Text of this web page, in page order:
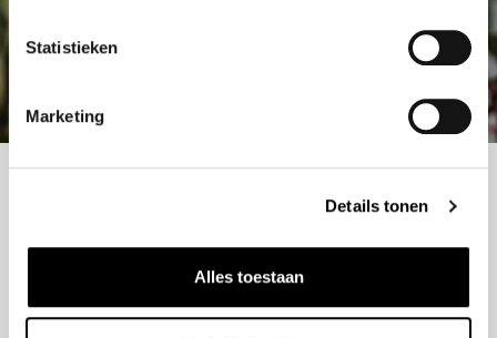
Statistieken
Marketing
Details tonen
Alles toestaan